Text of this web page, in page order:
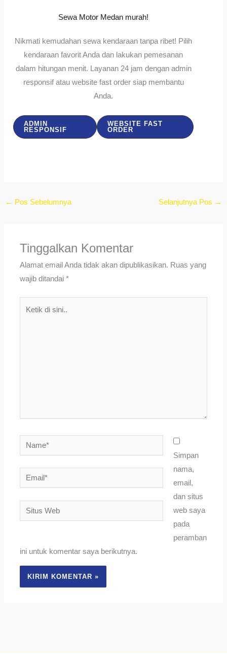
Sewa Motor Medan murah!
Nikmati kemudahan sewa kendaraan tanpa ribet! Pilih
kendaraan favorit Anda dan lakukan pemesanan
dalam hitungan menit. Layanan 24 jam dengan admin
responsif atau website fast order siap membantu
Anda.
ADMIN
RESPONSIF
WEBSITE FAST
ORDER
← Pos Sebelumnya Selanjutnya Pos →
Tinggalkan Komentar
Alamat email Anda tidak akan dipublikasikan. Ruas yang
wajib ditandai*
Name*
Email*
Situs
Web
Simpan
nama,
email,
dan situs
web saya
pada
peramban
ini untuk komentar saya berikutnya.